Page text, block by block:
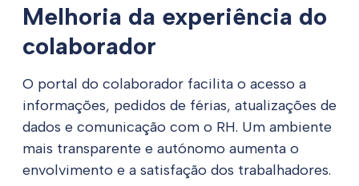
Melhoria da experiência do
colaborador
O portal do colaborador facilita o acesso a
informações, pedidos de férias, atualizações de
dados e comunicação com o RH. Um ambiente
mais transparente e autónomo aumenta o
envolvimento e a satisfação dos trabalhadores.